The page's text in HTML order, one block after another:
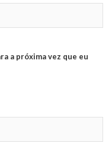
a próxima vez que eu